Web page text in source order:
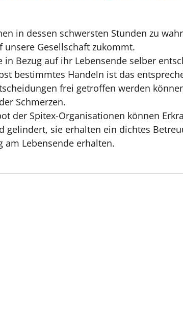
in dessen schwersten Stunden zu
unsere Gesellschaft zukommt.
in Bezug auf ihr Lebensende selber
bestimmtes Handeln ist das
frei getroffen werden
Schmerzen.
der Spitex-Organisationen können
gelindert, sie erhalten ein dichtes
am Lebensende erhalten.